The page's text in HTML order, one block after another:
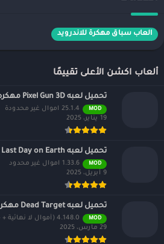
العاب سباق مهكرة للاندرويد
ألعاب اكشن الأعلى تقييمًا
تحميل لعبه Pixel Gun 3D مهكره للاندرويد
MOD
25.1.4 اموال غير محدودة
19 يناير، 2025
تحميل لعبه Last Day on Earth مهكره للاندرويد
MOD
1.33.6 اموال غير محدود
9 أبريل، 2025
تحميل لعبه Dead Target مهكره للاندرويد
MOD
4.148.0 (أموال لا نهائية + جميع المستويات)
29 مارس، 2025